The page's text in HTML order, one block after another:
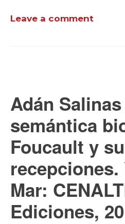
Leave a comment
Adán
semántica
Foucault y
recepciones.
Mar:
Ediciones,